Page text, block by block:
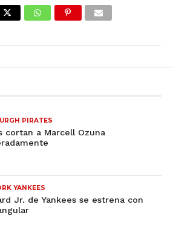
PIRATES
cortan a Marcell Ozuna
YANKEES
Jr. de Yankees se estrena con